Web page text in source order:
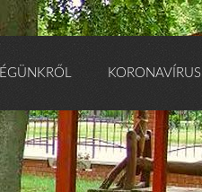
KORONAVÍRUS